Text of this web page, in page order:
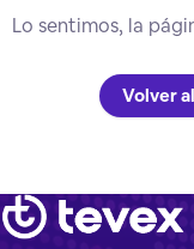
Lo sentimos, la
Volver